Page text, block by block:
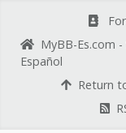
MyBB-Es.com
Español
Return